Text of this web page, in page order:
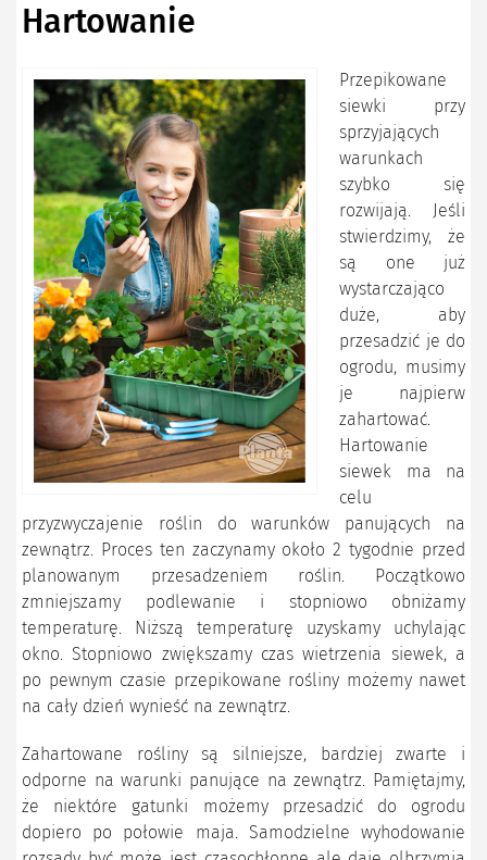
Hartowanie
Przepikowane
siewki przy
sprzyjających
warunkach
szybko się
rozwijają. Jeśli
stwierdzimy, że
są one już
wystarczająco
duże, aby
przesadzić je do
ogrodu, musimy
je najpierw
zahartować.
Hartowanie
siewek ma na
celu
przyzwyczajenie roślin do warunków panujących na
zewnątrz. Proces ten zaczynamy około 2 tygodnie przed
planowanym przesadzeniem roślin. Początkowo
zmniejszamy podlewanie i stopniowo obniżamy
temperaturę. Niższą temperaturę uzyskamy uchylając
okno. Stopniowo zwiększamy czas wietrzenia siewek, a
po pewnym czasie przepikowane rośliny możemy nawet
na cały dzień wynieść na zewnątrz.
Zahartowane rośliny są silniejsze, bardziej zwarte i
odporne na warunki panujące na zewnątrz. Pamiętajmy,
że niektóre gatunki możemy przesadzić do ogrodu
dopiero po połowie maja. Samodzielne wyhodowanie